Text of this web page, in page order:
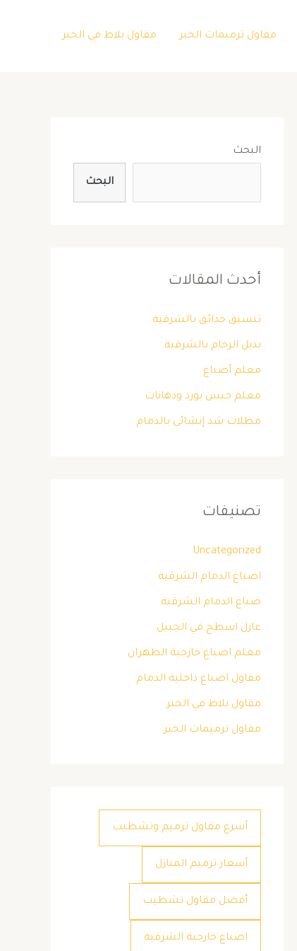
مقاول ترميمات الخبر مقاول بلاط في الخبر
البحث
البحث
أحدث المقالات
تنسيق حدائق بالشرقية
بديل الرخام بالشرقية
معلم أصباغ
معلم جبس بورد ودهانات
مظلات شد إنشائي بالدمام
تصنيفات
Uncategorized
اصباغ الدمام الشرقية
صباغ الدمام الشرقية
عازل اسطح في الجبيل
معلم اصباغ خارجية الظهران
مقاول اصباغ داخلية الدمام
مقاول بلاط في الخبر
مقاول ترميمات الخبر
أسرع مقاول ترميم وتشطيب
أسعار ترميم المنازل
أفضل مقاول تشطيب
اصباغ خارجية الشرقية